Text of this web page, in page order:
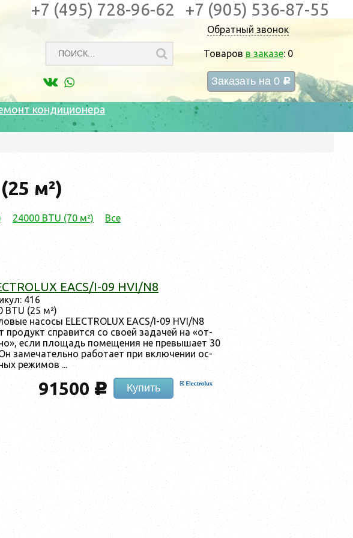
Обратный звонок
Товаров в заказе: 0
Заказать на 0 c
+7 (495) 728-96-62 +7 (905) 536-87-55
кондиционера
м²)
24000 BTU (70 м²)
Все
EACS/I-09 HVI/N8
416
BTU (25 м²)
на­сосы ELECTROLUX EACS/I-09 HVI/N8
про­дукт спра­вит­ся со сво­ей за­дачей на «от­
ес­ли пло­щадь по­меще­ния не пре­выша­ет 30
за­меча­тель­но ра­бота­ет при вклю­чении ос­
ре­жимов ...
91500 c Купить